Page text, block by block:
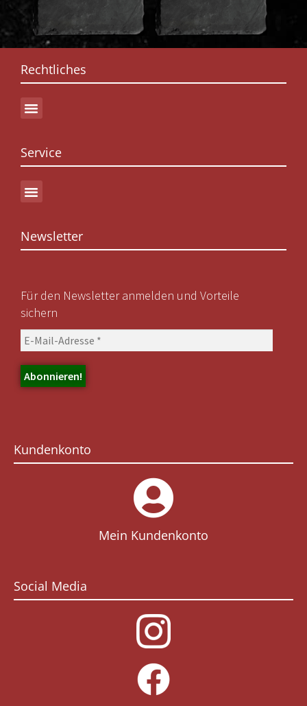
Rechtliches
Service
Newsletter
Für den Newsletter anmelden und Vorteile
sichern
Kundenkonto
Mein Kundenkonto
Social Media